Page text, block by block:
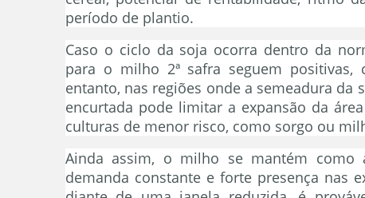
período de plantio.
Caso o ciclo da soja ocorra dentro da
para o milho 2ª safra seguem
entanto, nas regiões onde a semeadura
encurtada pode limitar a expansão da
culturas de menor risco, como sorgo ou
Ainda assim, o milho se mantém como
demanda constante e forte presença nas